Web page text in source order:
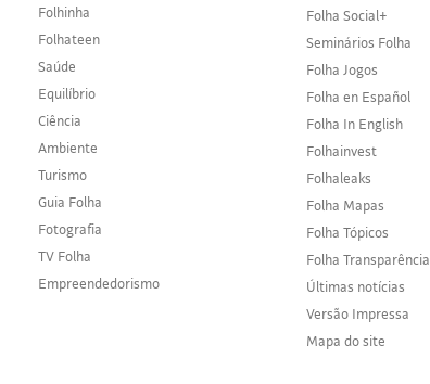
Folhinha
Folhateen
Saúde
Equilíbrio
Ciência
Ambiente
Turismo
Guia Folha
Fotografia
TV Folha
Empreendedorismo
Folha Social+
Seminários Folha
Folha Jogos
Folha en Español
Folha In English
Folhainvest
Folhaleaks
Folha Mapas
Folha Tópicos
Folha Transparência
Últimas notícias
Versão Impressa
Mapa do site